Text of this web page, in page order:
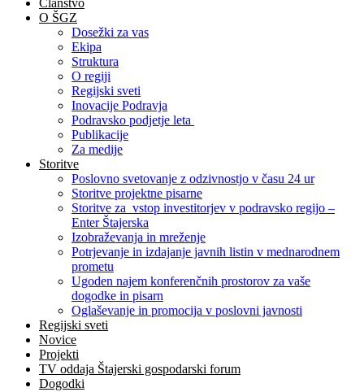
Članstvo
O ŠGZ
Dosežki za vas
Ekipa
Struktura
O regiji
Regijski sveti
Inovacije Podravja
Podravsko podjetje leta
Publikacije
Za medije
Storitve
Poslovno svetovanje z odzivnostjo v času 24 ur
Storitve projektne pisarne
Storitve za vstop investitorjev v podravsko regijo –
Enter Štajerska
Izobraževanja in mreženje
Potrjevanje in izdajanje javnih listin v mednarodnem
prometu
Ugoden najem konferenčnih prostorov za vaše
dogodke in pisarn
Oglaševanje in promocija v poslovni javnosti
Regijski sveti
Novice
Projekti
TV oddaja Štajerski gospodarski forum
Dogodki